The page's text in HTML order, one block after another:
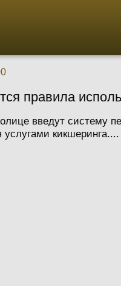
правила
введут систему
услугами кикшеринга....